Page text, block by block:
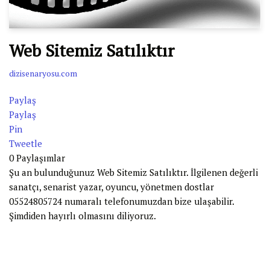
Web Sitemiz Satılıktır
dizisenaryosu.com
Paylaş
Paylaş
Pin
Tweetle
0Paylaşımlar
Şu an bulunduğunuz Web Sitemiz Satılıktır. İlgilenen değerli
sanatçı, senarist yazar, oyuncu, yönetmen dostlar
05524805724 numaralı telefonumuzdan bize ulaşabilir.
Şimdiden hayırlı olmasını diliyoruz.